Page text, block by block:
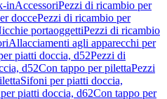
inAccessoriPezzi di ricambio per
doccePezzi di ricambio per
portaoggettiPezzi di ricambio
Allacciamenti agli apparecchi per
piatti doccia, d52Pezzi di
d52Con tappo per pilettaPezzi
Sifoni per piatti doccia,
piatti doccia, d62Con tappo per